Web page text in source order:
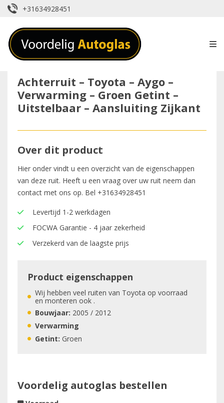
+31634928451
Achterruit – Toyota – Aygo –
Verwarming – Groen Getint –
Uitstelbaar – Aansluiting Zijkant
Over dit product
Hier onder vindt u een overzicht van de eigenschappen
van deze ruit. Heeft u een vraag over uw ruit neem dan
contact met ons op. Bel +31634928451
Levertijd 1-2 werkdagen
FOCWA Garantie - 4 jaar zekerheid
Verzekerd van de laagste prijs
Product eigenschappen
Wij hebben veel ruiten van Toyota op voorraad
en monteren ook .
Bouwjaar: 2005 / 2012
Verwarming
Getint: Groen
Voordelig autoglas bestellen